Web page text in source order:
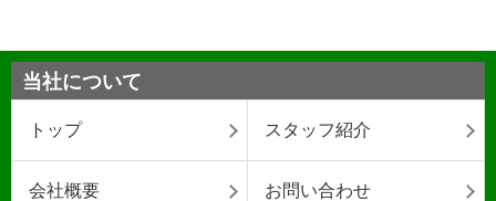
当社について
トップ スタッフ紹介
会社概要 お問い合わせ